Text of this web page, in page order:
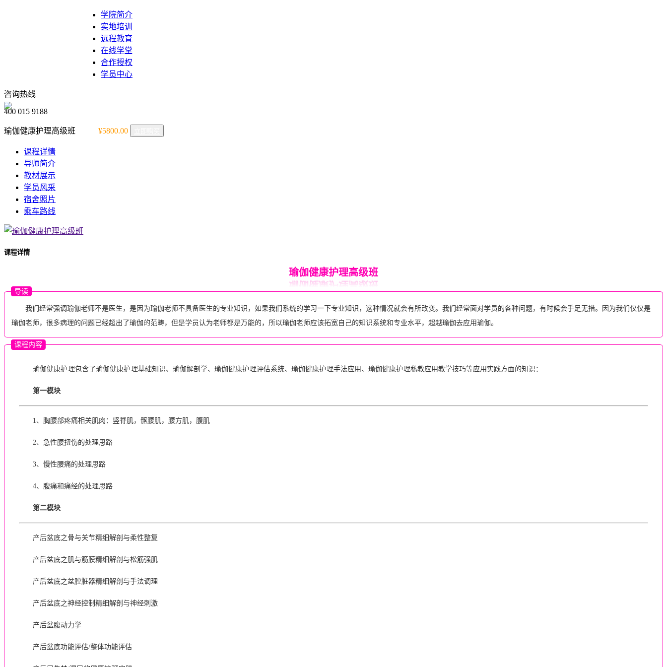
学院简介
实地培训
远程教育
在线学堂
合作授权
学员中心
咨询热线
400 015 9188
瑜伽健康护理高级班 ¥5800.00
课程详情
导师简介
教材展示
学员风采
宿舍照片
乘车路线
课程详情
瑜伽健康护理高级班
导读
我们经常强调瑜伽老师不是医生，是因为瑜伽老师不具备医生的专业知识，如果我们系统的学习一下专业知识，这种情况就会有所改变。 我们经常面对学员的各种问题，有时候会手足无措。因为我们仅仅是
瑜伽老师，很多病理的问题已经超出了瑜伽的范畴，但是学员认为老师都是万能的，所以瑜伽老师应该拓宽自己的知识系统和专业水平，超越瑜伽去应用瑜伽。
课程内容
瑜伽健康护理包含了瑜伽健康护理基础知识、瑜伽解剖学、瑜伽健康护理评估系统、瑜伽健康护理手法应用、瑜伽健康护理私教应用教学技巧等应用实践方面的知识：
第一模块
1、胸腰部疼痛相关肌肉：竖脊肌，髂腰肌，腰方肌，腹肌
2、急性腰扭伤的处理思路
3、慢性腰痛的处理思路
4、腹痛和痛经的处理思路
第二模块
产后盆底之骨与关节精细解剖与柔性整复
产后盆底之肌与筋膜精细解剖与松筋强肌
产后盆底之盆腔脏器精细解剖与手法调理
产后盆底之神经控制精细解剖与神经刺激
产后盆腹动力学
产后盆底功能评估/整体功能评估